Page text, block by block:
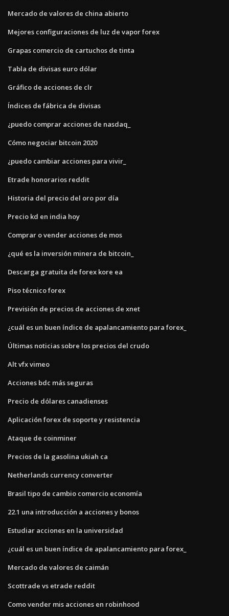
Mercado de valores de china abierto
Mejores configuraciones de luz de vapor forex
Grapas comercio de cartuchos de tinta
Tabla de divisas euro dólar
Gráfico de acciones de clr
Índices de fábrica de divisas
¿puedo comprar acciones de nasdaq_
Cómo negociar bitcoin 2020
¿puedo cambiar acciones para vivir_
Etrade honorarios reddit
Historia del precio del oro por día
Precio kd en india hoy
Comprar o vender acciones de mos
¿qué es la inversión minera de bitcoin_
Descarga gratuita de forex kore ea
Piso técnico forex
Previsión de precios de acciones de xnet
¿cuál es un buen índice de apalancamiento para forex_
Últimas noticias sobre los precios del crudo
Alt vfx vimeo
Acciones bdc más seguras
Precio de dólares canadienses
Aplicación forex de soporte y resistencia
Ataque de coinminer
Precios de la gasolina ukiah ca
Netherlands currency converter
Brasil tipo de cambio comercio economía
22.1 una introducción a acciones y bonos
Estudiar acciones en la universidad
¿cuál es un buen índice de apalancamiento para forex_
Mercado de valores de caimán
Scottrade vs etrade reddit
Como vender mis acciones en robinhood